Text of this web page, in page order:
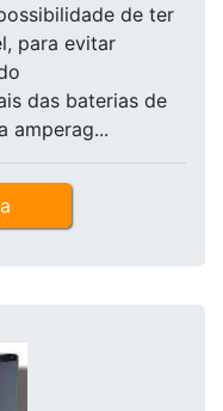
de ter
para evitar
das baterias de
amperag...